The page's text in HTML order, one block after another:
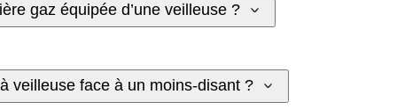
gaz équipée d’une veilleuse ?
veilleuse face à un moins-disant ?